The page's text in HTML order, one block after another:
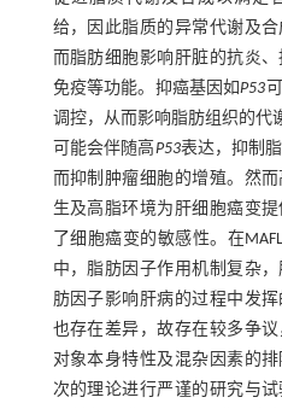
给，因此脂质的异常代谢及合
而脂肪细胞影响肝脏的抗炎
免疫等功能。抑癌基因如P53
调控，从而影响脂肪组织的代
可能会伴随高P53表达，抑制
而抑制肿瘤细胞的增殖。然
生及高脂环境为肝细胞癌变
了细胞癌变的敏感性。在
中，脂肪因子作用机制复杂
肪因子影响肝病的过程中发
也存在差异，故存在较多争
对象本身特性及混杂因素的
次的理论进行严谨的研究与